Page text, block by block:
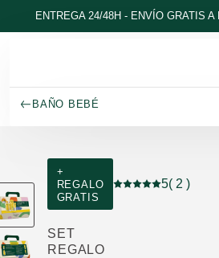
Ir al contenido principal
ENTREGA 24/48H - ENVÍO GRATIS A
BAÑO BEBÉ
+
REGALO
GRATIS
Puntuación: 5 / 5
5( 2 )
SET
REGALO